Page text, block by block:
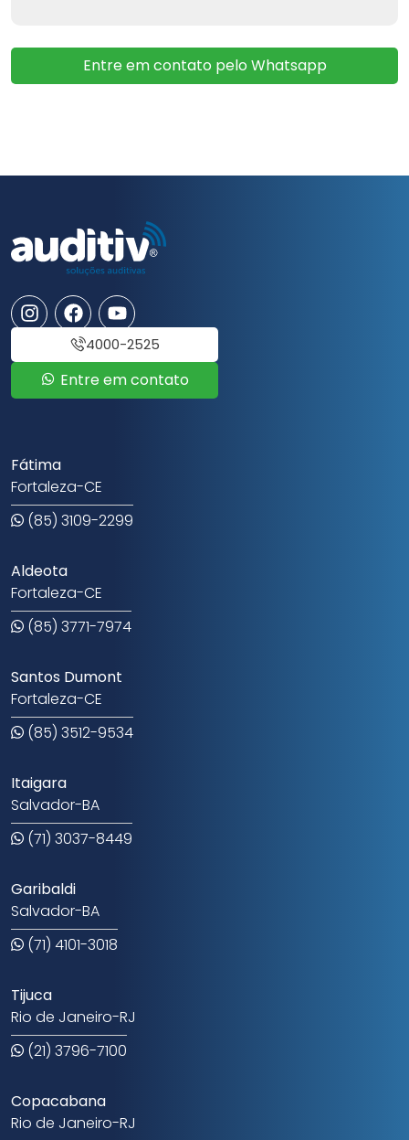
Entre em contato pelo Whatsapp
4000-2525
Entre em contato
Fátima
Fortaleza-CE
(85) 3109-2299
Aldeota
Fortaleza-CE
(85) 3771-7974
Santos Dumont
Fortaleza-CE
(85) 3512-9534
Itaigara
Salvador-BA
(71) 3037-8449
Garibaldi
Salvador-BA
(71) 4101-3018
Tijuca
Rio de Janeiro-RJ
(21) 3796-7100
Copacabana
Rio de Janeiro-RJ